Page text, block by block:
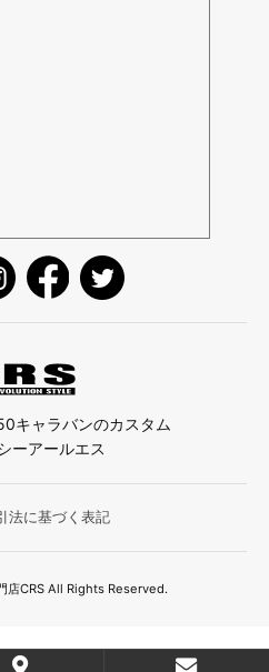
キャラバンのカスタム
ーアールエス
法に基づく表記
店CRS All Rights Reserved.